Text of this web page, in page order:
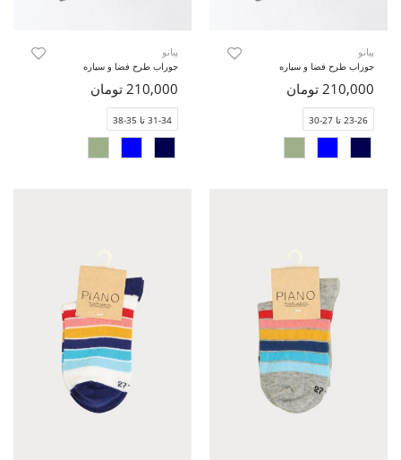
پیانو
جوراب طرح فضا و سیاره
210,000 تومان
23-26 تا 27-30
پیانو
جوراب طرح فضا و سیاره
210,000 تومان
31-34 تا 35-38